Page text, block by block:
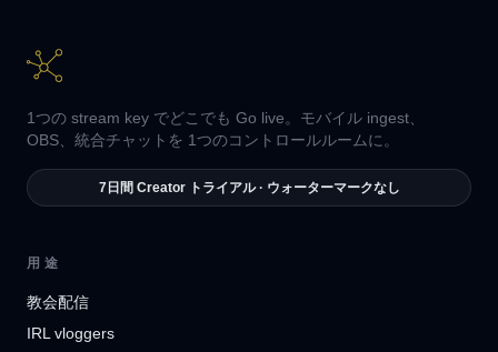
1つの stream key でどこでも Go live。モバイル ingest、
OBS、統合チャットを 1つのコントロールルームに。
7日間 Creator トライアル · ウォーターマークなし
用途
教会配信
IRL vloggers